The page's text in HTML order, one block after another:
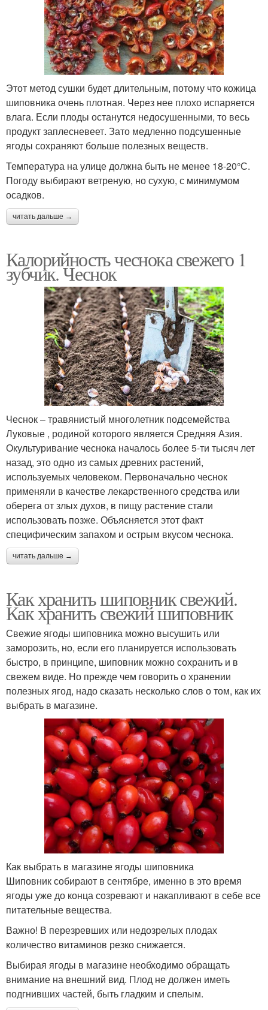
Этот метод сушки будет длительным, потому что кожица
шиповника очень плотная. Через нее плохо испаряется
влага. Если плоды останутся недосушенными, то весь
продукт заплесневеет. Зато медленно подсушенные
ягоды сохраняют больше полезных веществ.
Температура на улице должна быть не менее 18-20°С.
Погоду выбирают ветреную, но сухую, с минимумом
осадков.
читать дальше →
Калорийность чеснока свежего 1
зубчик. Чеснок
Чеснок – травянистый многолетник подсемейства
Луковые , родиной которого является Средняя Азия.
Окультуривание чеснока началось более 5-ти тысяч лет
назад, это одно из самых древних растений,
используемых человеком. Первоначально чеснок
применяли в качестве лекарственного средства или
оберега от злых духов, в пищу растение стали
использовать позже. Объясняется этот факт
специфическим запахом и острым вкусом чеснока.
читать дальше →
Как хранить шиповник свежий.
Как хранить свежий шиповник
Свежие ягоды шиповника можно высушить или
заморозить, но, если его планируется использовать
быстро, в принципе, шиповник можно сохранить и в
свежем виде. Но прежде чем говорить о хранении
полезных ягод, надо сказать несколько слов о том, как их
выбрать в магазине.
Как выбрать в магазине ягоды шиповника
Шиповник собирают в сентябре, именно в это время
ягоды уже до конца созревают и накапливают в себе все
питательные вещества.
Важно! В перезревших или недозрелых плодах
количество витаминов резко снижается.
Выбирая ягоды в магазине необходимо обращать
внимание на внешний вид. Плод не должен иметь
подгнивших частей, быть гладким и спелым.